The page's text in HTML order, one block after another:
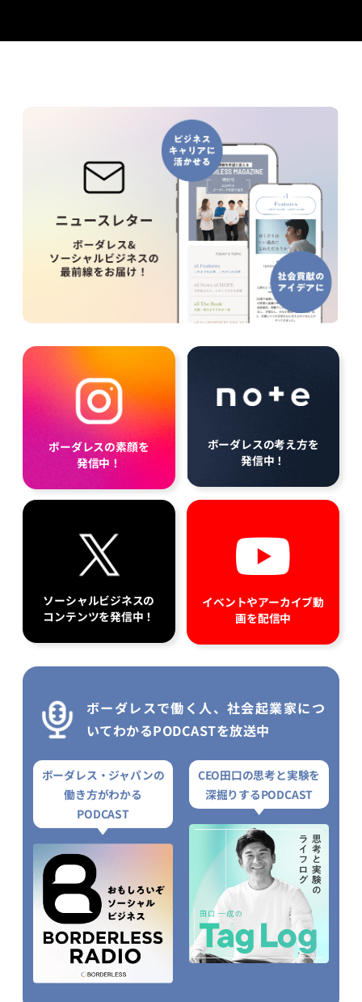
ボーダレスの素顔を
発信中！
ボーダレスの考え方を
発信中！
ソーシャルビジネスの
コンテンツを発信中！
イベントやアーカイブ動
画を配信中
ボーダレスで働く人、社会起業家につ
いてわかるPODCASTを放送中
ボーダレス・ジャパンの
働き方がわかる
PODCAST
CEO田口の思考と実験を
深掘りするPODCAST